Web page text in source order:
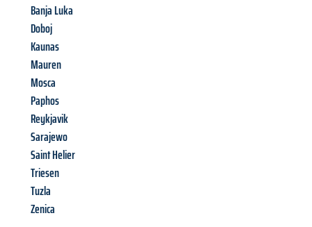
Banja Luka
Doboj
Kaunas
Mauren
Mosca
Paphos
Reykjavik
Sarajewo
Saint Helier
Triesen
Tuzla
Zenica